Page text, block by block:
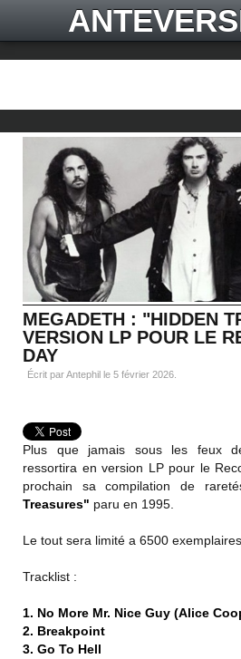
MEGADETH : "HIDDEN
VERSION LP POUR LE
DAY
Écrit par Antephil le 5 février 2026
Plus que jamais sous les feux
ressortira en version LP pour le
prochain sa compilation de
Treasures" paru en 1995.
Le tout sera limité a 6500 exemplaires.
Tracklist :
1. No More Mr. Nice Guy (Alice
2. Breakpoint
3. Go To Hell